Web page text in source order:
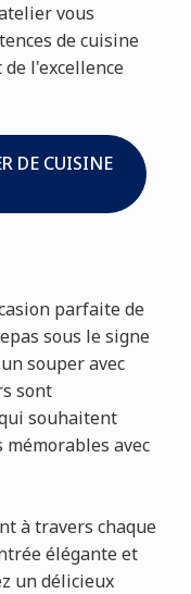
vous
de cuisine
l'excellence
DE CUISINE
parfaite de
sous le signe
souper avec
sont
souhaitent
avec
à travers chaque
élégante et
un délicieux